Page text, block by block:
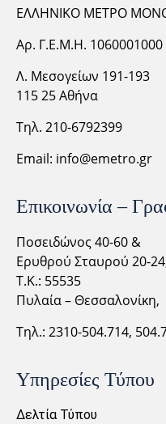
ΕΛΛΗΝΙΚΟ ΜΕΤΡΟ
Αρ. Γ.Ε.Μ.Η. 1060001000
Λ. Μεσογείων 191-193
115 25 Αθήνα
Τηλ. 210-6792399
Email: info@emetro.gr
Επικοινωνία –
Ποσειδώνος 40-60 &
Ερυθρού Σταυρού 20-
Τ.Κ.: 55535
Πυλαία – Θεσσαλονίκη,
Τηλ.: 2310-504.714,
Υπηρεσίες Τύπου
Δελτία Τύπου